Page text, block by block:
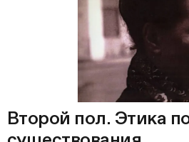
Второй пол. Этика